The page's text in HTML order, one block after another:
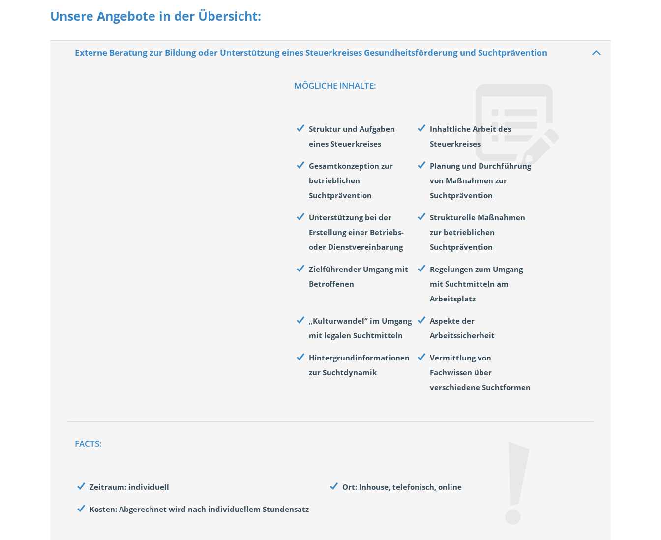
Unsere Angebote in der Übersicht:
Externe Beratung zur Bildung oder Unterstützung eines Steuerkreises Gesundheitsförderung und Suchtprävention
MÖGLICHE INHALTE:
Struktur und Aufgaben
eines Steuerkreises
Inhaltliche Arbeit des
Steuerkreises
Gesamtkonzeption zur
betrieblichen
Suchtprävention
Planung und Durchführung
von Maßnahmen zur
Suchtprävention
Unterstützung bei der
Erstellung einer Betriebs-
oder Dienstvereinbarung
Strukturelle Maßnahmen
zur betrieblichen
Suchtprävention
Zielführender Umgang mit
Betroffenen
Regelungen zum Umgang
mit Suchtmitteln am
Arbeitsplatz
„Kulturwandel“ im Umgang
mit legalen Suchtmitteln
Aspekte der
Arbeitssicherheit
Hintergrundinformationen
zur Suchtdynamik
Vermittlung von
Fachwissen über
verschiedene Suchtformen
FACTS:
Zeitraum: individuell Ort: Inhouse, telefonisch, online
Kosten: Abgerechnet wird nach individuellem Stundensatz